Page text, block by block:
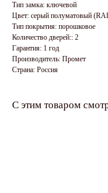
Тип замка: ключевой
Цвет: серый полуматовый
Тип покрытия: порошковое
Количество дверей:: 2
Гарантия: 1 год
Производитель: Промет
Страна: Россия
С этим товаром